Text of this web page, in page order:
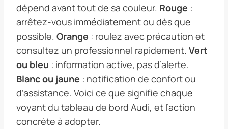
dépend avant tout de sa couleur. Rouge :
arrêtez-vous immédiatement ou dès que
possible. Orange : roulez avec précaution et
consultez un professionnel rapidement. Vert
ou bleu : information active, pas d’alerte.
Blanc ou jaune : notification de confort ou
d’assistance. Voici ce que signifie chaque
voyant du tableau de bord Audi, et l’action
concrète à adopter.